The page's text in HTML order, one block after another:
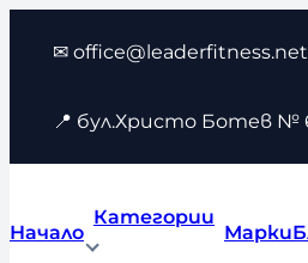
съдържанието
✉ office@leaderfitness.net
📍 бул.Христо Ботев №
Начало
Категории
Марки